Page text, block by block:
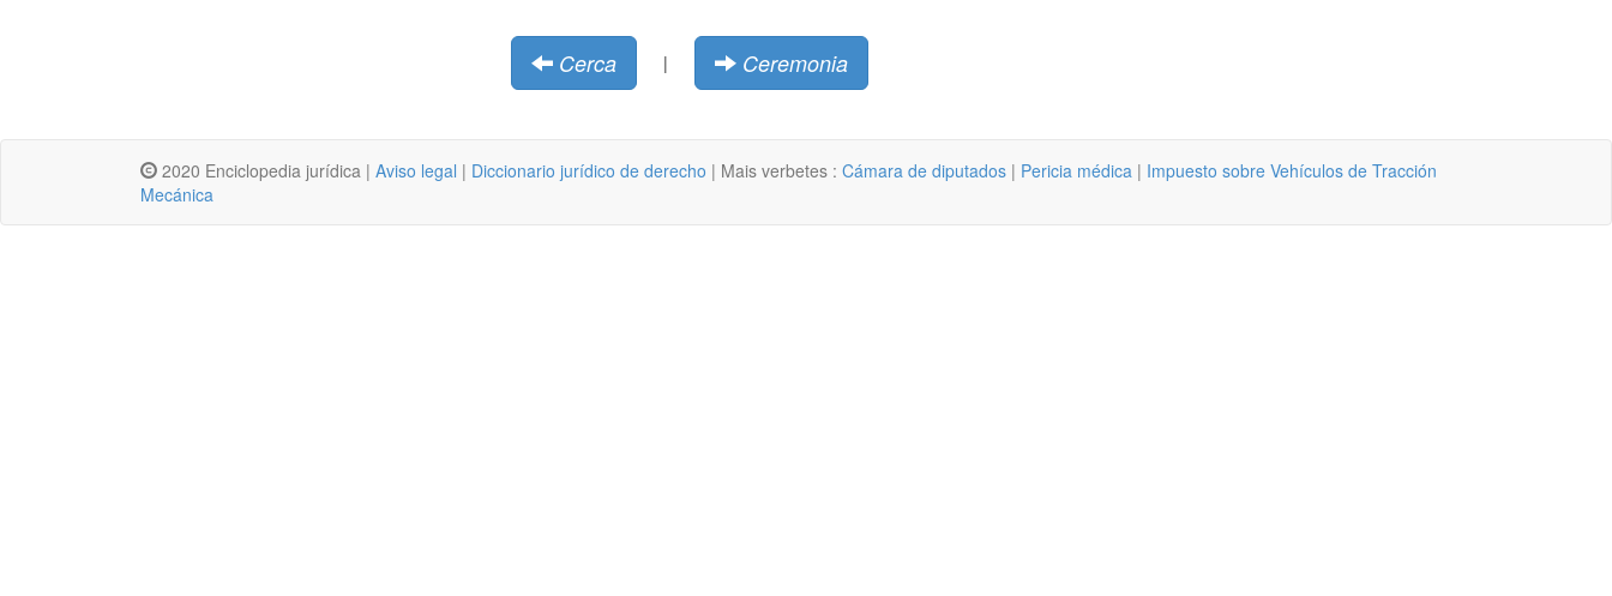
Cerca | Ceremonia
2020 Enciclopedia jurídica | Aviso legal | Diccionario jurídico de derecho | Mais verbetes : Cámara de diputados | Pericia médica | Impuesto sobre Vehículos de Tracción
Mecánica